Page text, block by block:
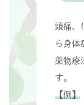
頭痛、
ら身体
薬物療
す。
【例】